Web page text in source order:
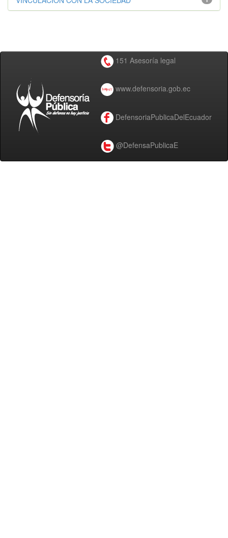
151 Asesoría legal
www.defensoria.gob.ec
DefensoriaPublicaDelEcuador
@DefensaPublicaE